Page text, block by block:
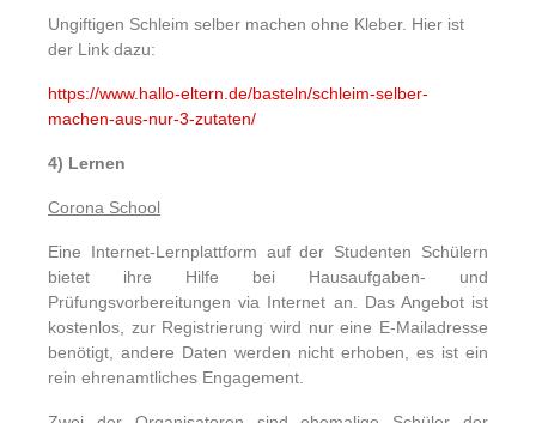
Ungiftigen Schleim selber machen ohne Kleber. Hier ist
der Link dazu:
https://www.hallo-eltern.de/basteln/schleim-selber-
machen-aus-nur-3-zutaten/
4) Lernen
Corona School
Eine Internet-Lernplattform auf der Studenten Schülern
bietet ihre Hilfe bei Hausaufgaben- und
Prüfungsvorbereitungen via Internet an. Das Angebot ist
kostenlos, zur Registrierung wird nur eine E-Mailadresse
benötigt, andere Daten werden nicht erhoben, es ist ein
rein ehrenamtliches Engagement.